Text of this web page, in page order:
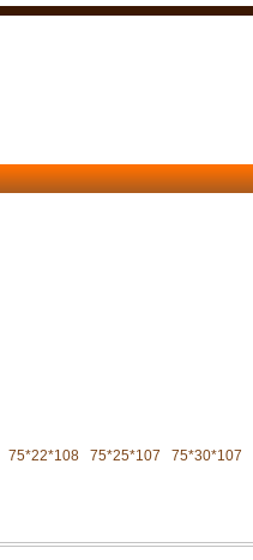
75*22*108 75*25*107 75*30*107